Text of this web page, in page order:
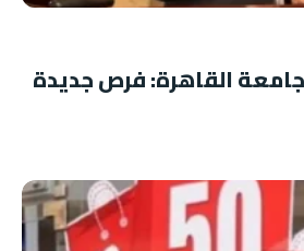
القاهرة: فرص جديدة